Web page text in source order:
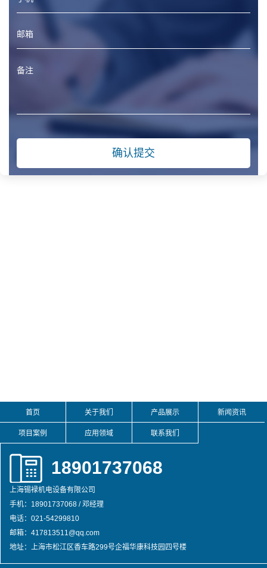
首页 关于我们 产品展示 新闻资讯
项目案例 应用领域 联系我们
18901737068
上海锡䘵机电设备有限公司
手机：18901737068 / 邓经理
电话：021-54299810
邮箱：417813511@qq.com
地址：上海市松江区香车路299号企福华康科技园四号楼